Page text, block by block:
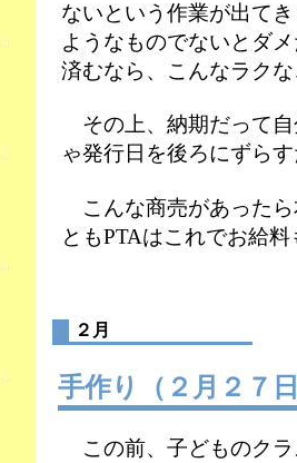
ないという作業が出て
ようなものでないとダ
済むなら、こんなラク
その上、納期だって自
ゃ発行日を後ろにずら
こんな商売があった
ともPTAはこれでお給
２月
手作り（２月２
この前、子どものクラ